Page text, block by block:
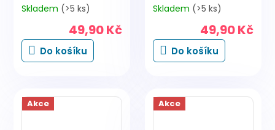
Skladem (>5 ks)
49,90 Kč
Do košíku
Skladem (>5 ks)
49,90 Kč
Do košíku
Akce Akce